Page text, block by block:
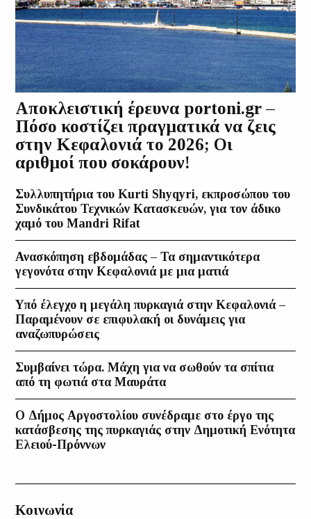
Αποκλειστική έρευνα portoni.gr –
Πόσο κοστίζει πραγματικά να ζεις
στην Κεφαλονιά το 2026; Οι
αριθμοί που σοκάρουν!
Συλλυπητήρια του Kurti Shyqyri, εκπροσώπου του
Συνδικάτου Τεχνικών Κατασκευών, για τον άδικο
χαμό του Mandri Rifat
Ανασκόπηση εβδομάδας – Τα σημαντικότερα
γεγονότα στην Κεφαλονιά με μια ματιά
Υπό έλεγχο η μεγάλη πυρκαγιά στην Κεφαλονιά –
Παραμένουν σε επιφυλακή οι δυνάμεις για
αναζωπυρώσεις
Συμβαίνει τώρα. Μάχη για να σωθούν τα σπίτια
από τη φωτιά στα Μαυράτα
Ο Δήμος Αργοστολίου συνέδραμε στο έργο της
κατάσβεσης της πυρκαγιάς στην Δημοτική Ενότητα
Ελειού-Πρόννων
Κοινωνία